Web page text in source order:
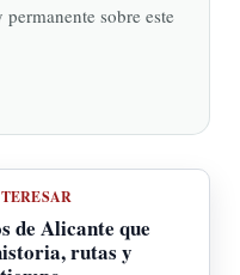
sobre este
de Alicante que
rutas y